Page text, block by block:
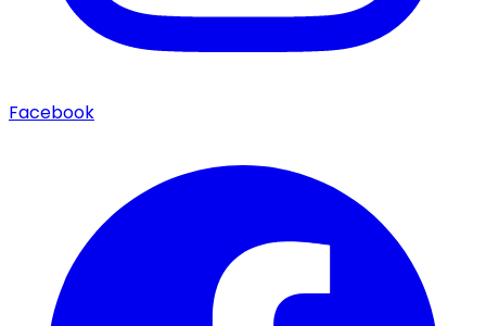
Facebook